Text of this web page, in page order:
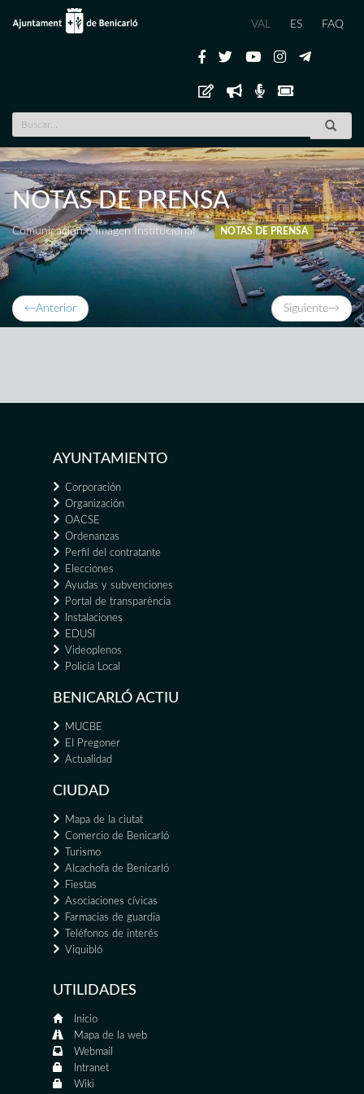
VAL ES FAQ
NOTAS DE PRENSA
Comunicación e Imagen Institucional NOTAS DE PRENSA
←Anterior Siguiente→
AYUNTAMIENTO
Corporación
Organización
OACSE
Ordenanzas
Perfil del contratante
Elecciones
Ayudas y subvenciones
Portal de transparència
Instalaciones
EDUSI
Videoplenos
Policía Local
BENICARLÓ ACTIU
MUCBE
El Pregoner
Actualidad
CIUDAD
Mapa de la ciutat
Comercio de Benicarló
Turismo
Alcachofa de Benicarló
Fiestas
Asociaciones cívicas
Farmacias de guardia
Teléfonos de interés
Viquibló
UTILIDADES
Inicio
Mapa de la web
Webmail
Intranet
Wiki